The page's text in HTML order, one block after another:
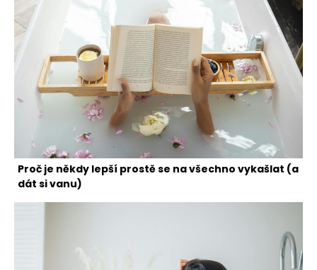
Proč je někdy lepší prostě se na všechno vykašlat (a
dát si vanu)